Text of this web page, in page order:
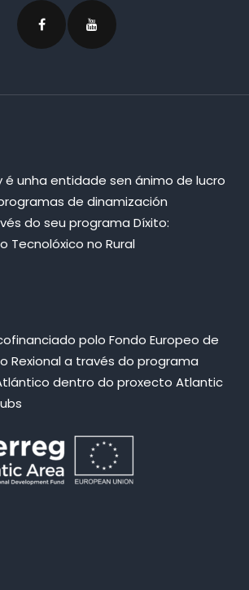
é unha entidade sen ánimo de lucro
de dinamización
do seu programa Díxito:
Tecnolóxico no Rural
polo Fondo Europeo de
Rexional a través do programa
dentro do proxecto Atlantic